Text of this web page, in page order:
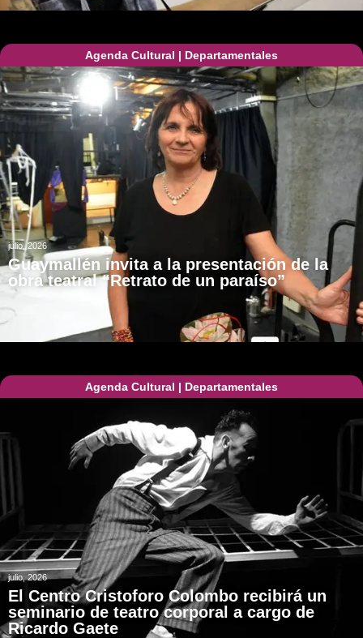
Agenda Cultural | Departamentales
julio, 2026
Guaymallén invita a la presentación de la
obra teatral “Retrato de un paraíso”
Agenda Cultural | Departamentales
julio, 2026
El Centro Cristoforo Colombo recibirá un
seminario de teatro corporal a cargo de
Ricardo Gaete